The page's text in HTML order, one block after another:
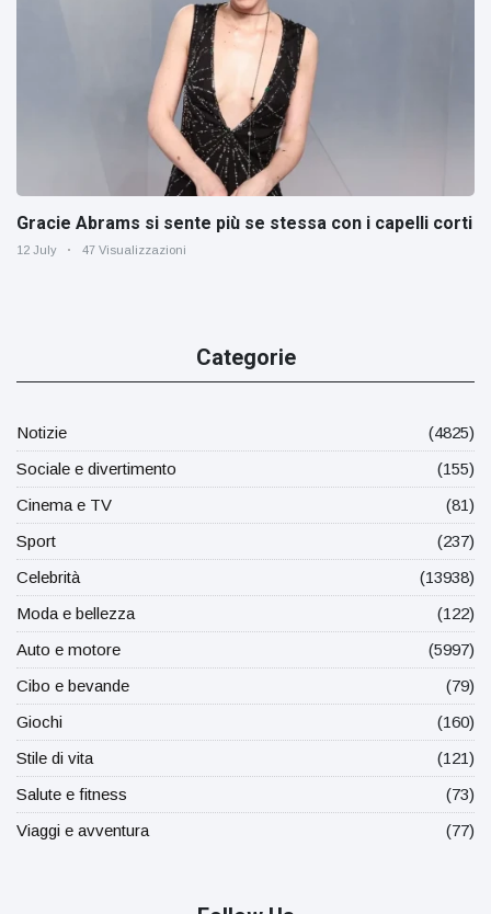
Gracie Abrams si sente più se stessa con i capelli corti
12 July 47 Visualizzazioni
Categorie
Notizie
(4825)
Sociale e divertimento
(155)
Cinema e TV
(81)
Sport
(237)
Celebrità
(13938)
Moda e bellezza
(122)
Auto e motore
(5997)
Cibo e bevande
(79)
Giochi
(160)
Stile di vita
(121)
Salute e fitness
(73)
Viaggi e avventura
(77)